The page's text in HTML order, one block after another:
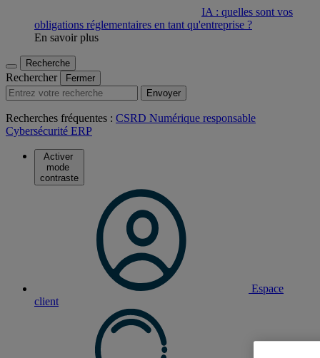
IA : quelles sont vos
obligations réglementaires en tant qu'entreprise ?
En savoir plus
Recherche
Rechercher
Fermer
Envoyer
Recherches fréquentes : CSRD Numérique responsable
Cybersécurité ERP
Activer
mode
contraste
Espace
client